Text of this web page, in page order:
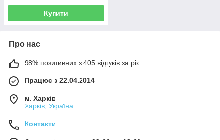
Купити
Про нас
98% позитивних з 405 відгуків за рік
Працює з 22.04.2014
м. Харків
Харків, Україна
Контакти